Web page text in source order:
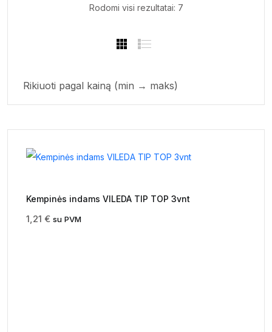
Rodomi visi rezultatai: 7Sorted
Kempinės indams VILEDA TIP TOP 3vnt
1,21 € su PVM